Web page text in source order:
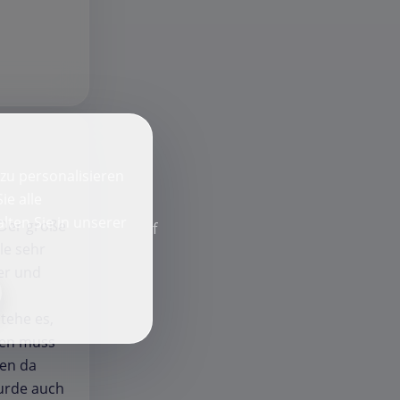
große
und
es,
muss
da
auch
personalisieren
alle
Sie in unserer
f